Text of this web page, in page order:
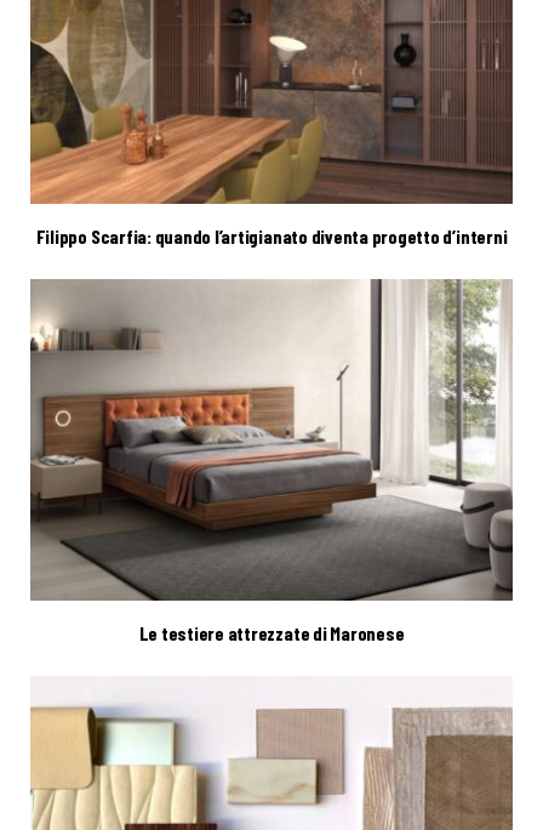
Filippo Scarfia: quando l’artigianato diventa progetto d’interni
Le testiere attrezzate di Maronese